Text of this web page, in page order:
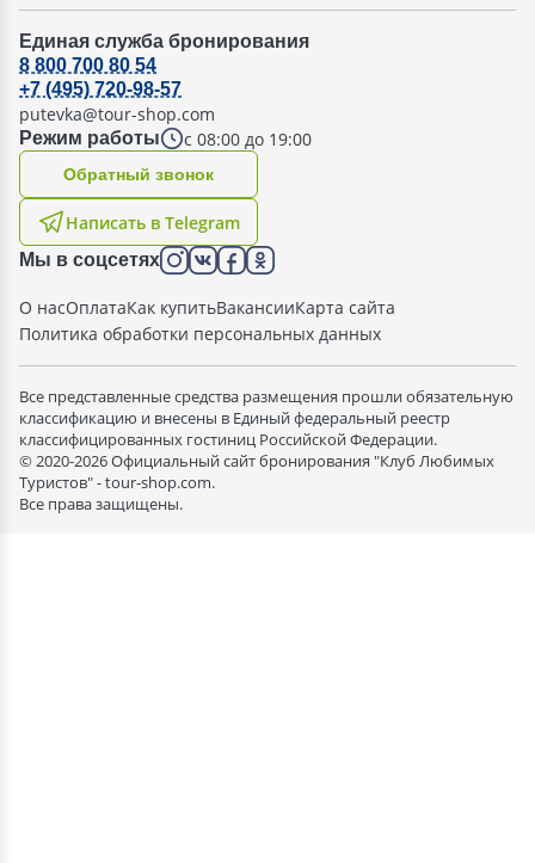
Единая служба бронирования
Режим работы с 08:00 до 19:00
8 800 700 80 54
+7 (495) 720-98-57
putevka@tour-shop.com
Написать в Telegram
Oбратный звонок
Мы в соцсетях
О насОплатаКак купитьВакансииКарта сайта
Политика обработки персональных данных
Все представленные средства размещения прошли обязательную
классификацию и внесены в Единый федеральный реестр
классифицированных гостиниц Российской Федерации.
© 2020-2026 Официальный сайт бронирования "Клуб Любимых
Туристов" - tour-shop.com.
Все права защищены.